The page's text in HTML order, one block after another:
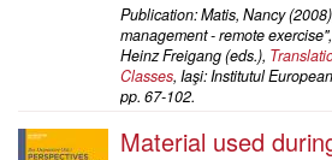
Publication: Matis, Nancy
management - remote
Heinz Freigang (eds.),
Classes, Iaşi: Institutul
pp. 67-102.
Material used